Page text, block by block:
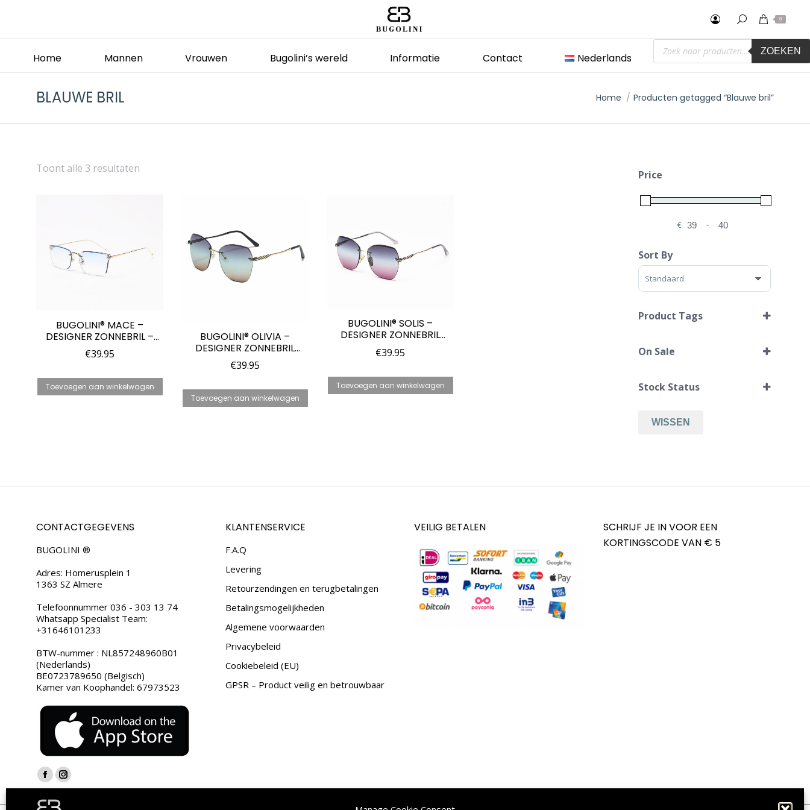
0
Home Mannen Vrouwen Bugolini’s wereld Informatie Contact Nederlands
Producten
zoeken ZOEKEN
BLAUWE BRIL Je bent hier:
Home Producten getagged “Blauwe bril”
Toont alle 3 resultaten
BUGOLINI® MACE –
DESIGNER ZONNEBRIL –
GEPOLARISEERD – UV400 –
TRANSPARANT/BLAUW –
€39.95
Toevoegen aan winkelwagen
BUGOLINI® OLIVIA –
DESIGNER ZONNEBRIL
VOOR DAMES –
GEPOLARISEERD – UV400 –
BRUIN/BLAUW/GROEN
€39.95
Toevoegen aan winkelwagen
BUGOLINI® SOLIS –
DESIGNER ZONNEBRIL
VOOR DAMES –
GEPOLARISEERD – UV400 –
ZICHTBARE OGEN
€39.95
Toevoegen aan winkelwagen
Price
€ Minimale prijs
-Maximale prijs
Sort By
Sorteer producten
Product Tags
Gepolariseerd
TAC-frame
On Sale
Stock Status
WISSEN
CONTACTGEGEVENS
BUGOLINI ®
Adres: Homerusplein 1
1363 SZ Almere
Telefoonnummer 036 - 303 13 74
Whatsapp Specialist Team:
+31646101233
BTW-nummer : NL857248960B01
(Nederlands)
BE0723789650 (Belgisch)
Kamer van Koophandel: 67973523
Vind ons op:
Facebook
page
Instagram
KLANTENSERVICE
F.A.Q
Levering
Retourzendingen en terugbetalingen
Betalingsmogelijkheden
Algemene voorwaarden
Privacybeleid
Cookiebeleid (EU)
GPSR – Product veilig en betrouwbaar
VEILIG BETALEN
SCHRIJF JE IN VOOR EEN
KORTINGSCODE VAN € 5